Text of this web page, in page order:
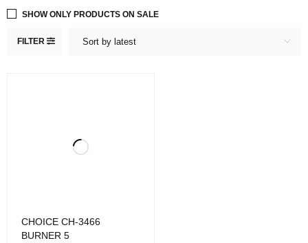
FILTER Sort by latest
SHOW ONLY PRODUCTS ON SALE
CHOICE CH-3466
BURNER 5